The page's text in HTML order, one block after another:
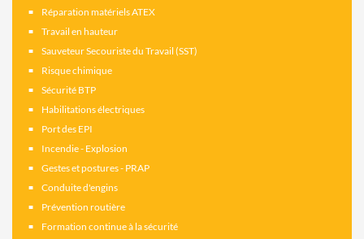
Réparation matériels ATEX
Travail en hauteur
Sauveteur Secouriste du Travail (SST)
Risque chimique
Sécurité BTP
Habilitations électriques
Port des EPI
Incendie - Explosion
Gestes et postures - PRAP
Conduite d'engins
Prévention routière
Formation continue à la sécurité